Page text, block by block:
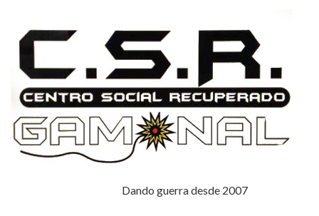
Dando guerra desde 2007